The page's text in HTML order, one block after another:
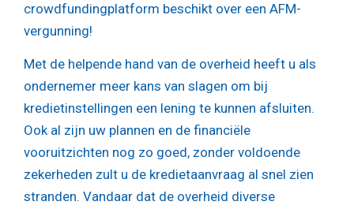
crowdfundingplatform beschikt over een AFM-
vergunning!
Met de helpende hand van de overheid heeft u als
ondernemer meer kans van slagen om bij
kredietinstellingen een lening te kunnen afsluiten.
Ook al zijn uw plannen en de financiële
vooruitzichten nog zo goed, zonder voldoende
zekerheden zult u de kredietaanvraag al snel zien
stranden. Vandaar dat de overheid diverse